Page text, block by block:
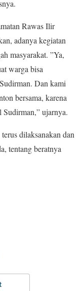
Rawas Ilir
adanya kegiatan
masyarakat. ”Ya,
warga bisa
Dan kami
bersama, karena
Sudirman,” ujarnya.
dilaksanakan dan
tentang beratnya